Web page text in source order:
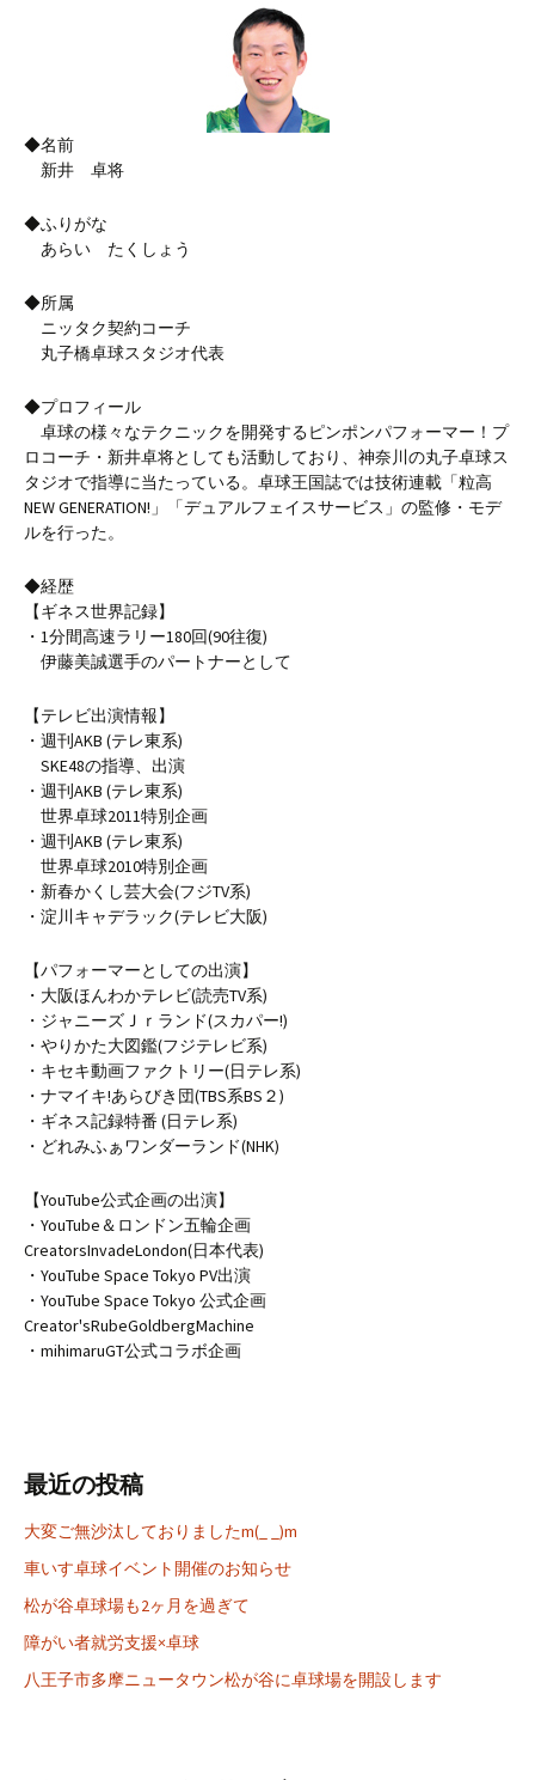
◆名前
新井 卓将
◆ふりがな
あらい たくしょう
◆所属
ニッタク契約コーチ
丸子橋卓球スタジオ代表
◆プロフィール
卓球の様々なテクニックを開発するピンポンパフォーマー！プ
ロコーチ・新井卓将としても活動しており、神奈川の丸子卓球ス
タジオで指導に当たっている。卓球王国誌では技術連載「粒高
NEW GENERATION!」「デュアルフェイスサービス」の監修・モデ
ルを行った。
◆経歴
【ギネス世界記録】
・1分間高速ラリー180回(90往復)
伊藤美誠選手のパートナーとして
【テレビ出演情報】
・週刊AKB (テレ東系)
SKE48の指導、出演
・週刊AKB (テレ東系)
世界卓球2011特別企画
・週刊AKB (テレ東系)
世界卓球2010特別企画
・新春かくし芸大会(フジTV系)
・淀川キャデラック(テレビ大阪)
【パフォーマーとしての出演】
・大阪ほんわかテレビ(読売TV系)
・ジャニーズＪｒランド(スカパー!)
・やりかた大図鑑(フジテレビ系)
・キセキ動画ファクトリー(日テレ系)
・ナマイキ!あらびき団(TBS系BS２)
・ギネス記録特番 (日テレ系)
・どれみふぁワンダーランド(NHK)
【YouTube公式企画の出演】
・YouTube＆ロンドン五輪企画
CreatorsInvadeLondon(日本代表)
・YouTube Space Tokyo PV出演
・YouTube Space Tokyo 公式企画
Creator'sRubeGoldbergMachine
・mihimaruGT公式コラボ企画
最近の投稿
大変ご無沙汰しておりましたm(_ _)m
車いす卓球イベント開催のお知らせ
松が谷卓球場も2ヶ月を過ぎて
障がい者就労支援×卓球
八王子市多摩ニュータウン松が谷に卓球場を開設します